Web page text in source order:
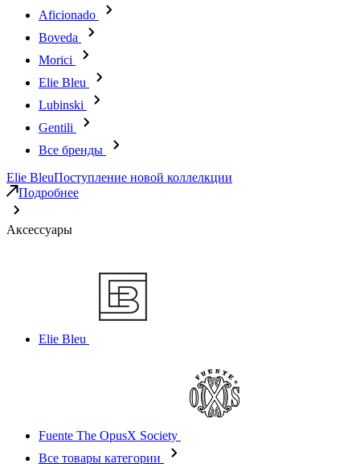
Aficionado
Boveda
Morici
Elie Bleu
Lubinski
Gentili
Все бренды
Elie BleuПоступление новой коллелкции
Подробнее
Аксессуары
Elie Bleu
Fuente The OpusX Society
Все товары категории